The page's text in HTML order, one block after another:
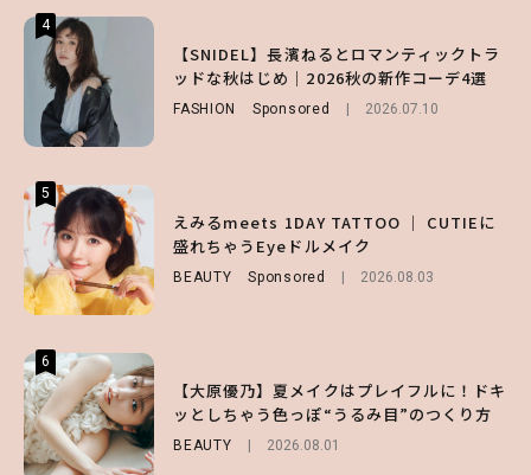
4
【SNIDEL】長濱ねるとロマンティックトラ
ッドな秋はじめ｜2026秋の新作コーデ4選
FASHION Sponsored 2026.07.10
5
えみるmeets 1DAY TATTOO ｜ CUTIEに
盛れちゃうEyeドルメイク
BEAUTY Sponsored 2026.08.03
6
【大原優乃】夏メイクはプレイフルに！ドキ
ッとしちゃう色っぽ“うるみ目”のつくり方
BEAUTY 2026.08.01
4
【ALD1】グループの魅力＆素顔に迫る♡ 一
問一答をお届け！【sweet web独占】
ENTERTAINMENT 2026.08.03
5
【SNIDEL】長濱ねるとロマンティックトラ
ッドな秋はじめ｜2026秋の新作コーデ4選
FASHION Sponsored 2026.07.10
6
【スタバ】約160通りのカスタマイズができ
る⁉ 39店舗限定『My フルーツ³ フラペチー
ノ®』を徹底レポ♡
4
【ハローキティ】がスシローと初コラボ♡
第1弾の気になるメニュー＆限定グッズを総
チェック！
2026.07.31
5
【夏ヘアのくずれ・うねりに】ヘアメイク夢
月直伝♡ ドライシャンプー「バティスト」
を使ったプロ級スタイリング3選
Sponsored
6
【GU】夏の“主役級”アイテム決定！ヘルシ
ー＆可愛すぎる「大人の肌見せ」トップス3
選